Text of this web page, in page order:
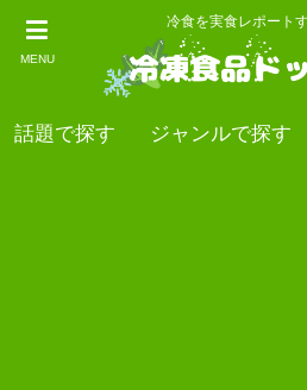
MENU
冷食を実食レポート
話題で探す ジャンルで探す